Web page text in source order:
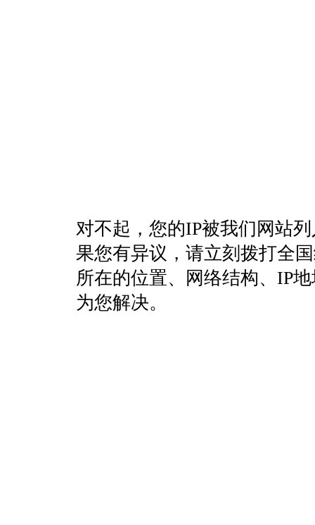
对不起，您的IP被我们网站
果您有异议，请立刻拨打全
所在的位置、网络结构、IP
为您解决。